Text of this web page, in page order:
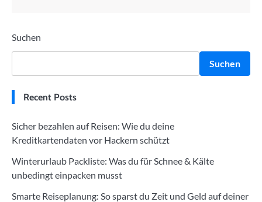
Suchen
Suchen
Recent Posts
Sicher bezahlen auf Reisen: Wie du deine
Kreditkartendaten vor Hackern schützt
Winterurlaub Packliste: Was du für Schnee & Kälte
unbedingt einpacken musst
Smarte Reiseplanung: So sparst du Zeit und Geld auf deiner